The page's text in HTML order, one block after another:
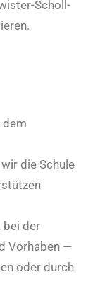
Scholl-
die Schule
bei der
Vorhaben —
oder durch